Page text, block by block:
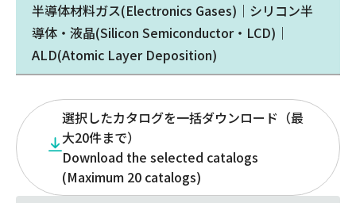
半導体材料ガス(Electronics Gases)｜シリコン半
導体・液晶(Silicon Semiconductor・LCD)｜
ALD(Atomic Layer Deposition)
選択したカタログを一括ダウンロード（最
大20件まで）
Download the selected catalogs
(Maximum 20 catalogs)